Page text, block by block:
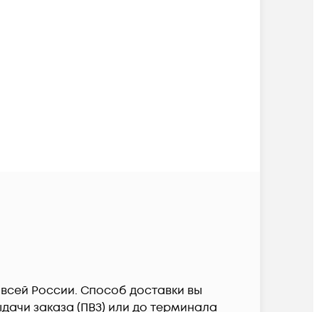
России. Способ доставки вы
заказа (ПВЗ) или до терминала